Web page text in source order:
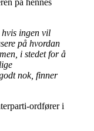
på hennes
ingen vil
på hvordan
i stedet for å
nok, finner
ordfører i